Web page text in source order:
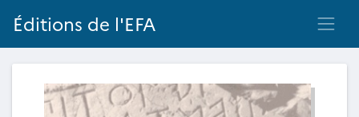
Éditions de l'EFA